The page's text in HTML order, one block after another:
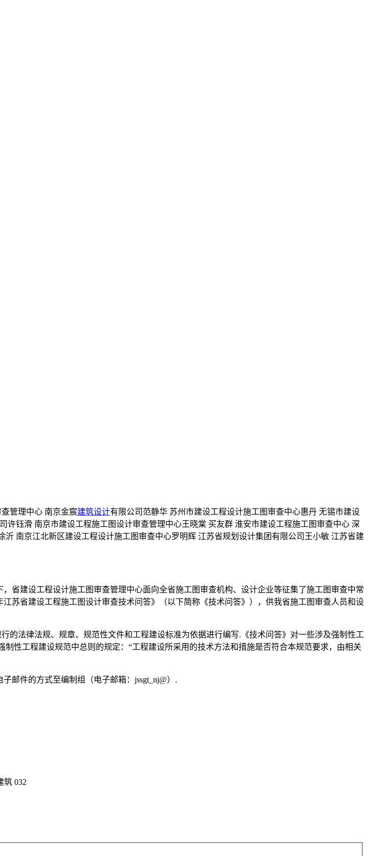
管理中心 南京金宸建筑设计有限公司范静华 苏州市建设工程设计施工图审查中心惠丹 无锡市建设
钰滑 南京市建设工程施工图设计审查管理中心王晓棠 买友群 淮安市建设工程施工图审查中心 深
南京江北新区建设工程设计施工图审查中心罗明辉 江苏省规划设计集团有限公司王小敏 江苏省建
省建设工程设计施工图审查管理中心面向全省施工图审查机构、设计企业等征集了施工图审查中常
苏省建设工程施工图设计审查技术问答》（以下简称《技术问答》），供我省施工图审查人员和设
的法律法规、规章、规范性文件和工程建设标准为依据进行编写.《技术问答》对一些涉及强制性工
性工程建设规范中总则的规定：“工程建设所采用的技术方法和措施是否符合本规范要求，由相关
邮件的方式至编制组（电子邮箱：jssgt_nj@）.
筑 032